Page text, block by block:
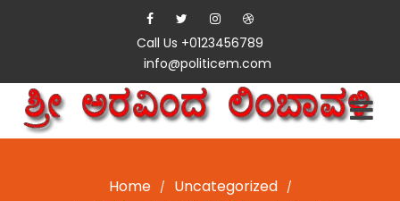
Call Us +0123456789
info@politicem.com
Home / Uncategorized /